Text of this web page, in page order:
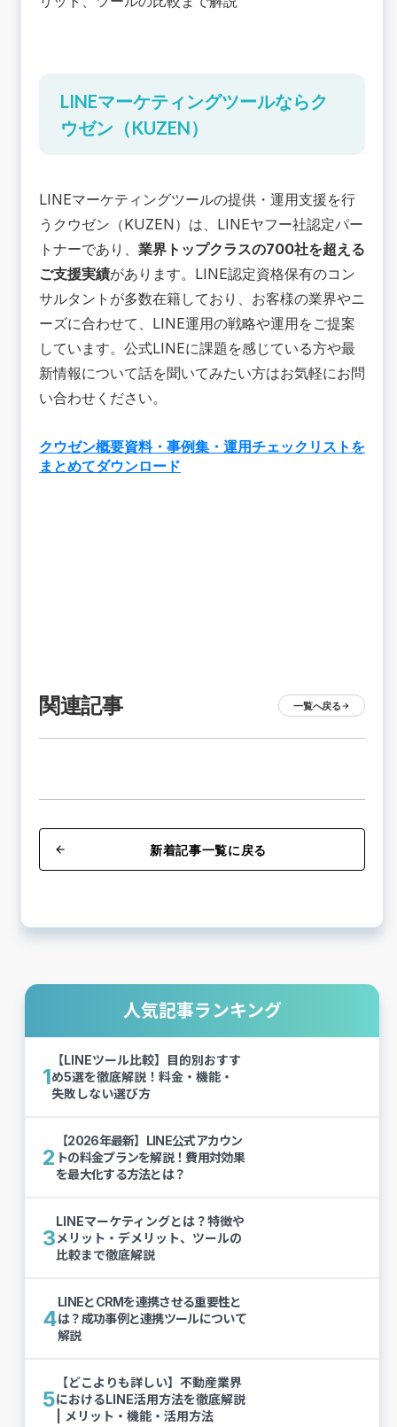
LINEマーケティングツールならク
ウゼン（KUZEN）
LINEマーケティングツールの提供・運用支援を行
うクウゼン（KUZEN）は、LINEヤフー社認定パー
トナーであり、 業界トップクラスの700社を超える
ご支援実績があります。LINE認定資格保有のコン
サルタントが多数在籍しており、お客様の業界やニ
ーズに合わせて、LINE運用の戦略や運用をご提案
しています。公式LINEに課題を感じている方や最
新情報について話を聞いてみたい方はお気軽にお問
い合わせください。
クウゼン概要資料・事例集・運用チェックリストを
まとめてダウンロード
関連記事 一覧へ戻る arrow_forward
arrow_back 新着記事一覧に戻る
人気記事ランキング
1
【LINEツール比較】目的別おすす
め5選を徹底解説！料金・機能・
失敗しない選び方
2
【2026年最新】LINE公式アカウン
トの料金プランを解説！費用対効果
を最大化する方法とは？
3
LINEマーケティングとは？特徴や
メリット・デメリット、ツールの
比較まで徹底解説
4
LINEとCRMを連携させる重要性と
は？成功事例と連携ツールについて
解説
5
【どこよりも詳しい】不動産業界
におけるLINE活用方法を徹底解説
| メリット・機能・活用方法